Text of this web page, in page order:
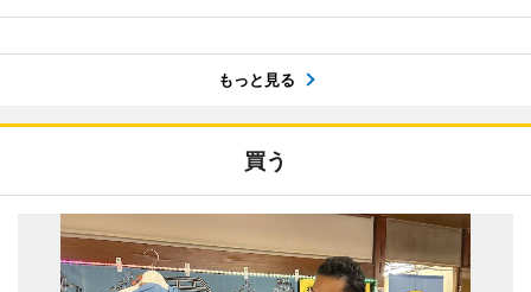
もっと見る
買う